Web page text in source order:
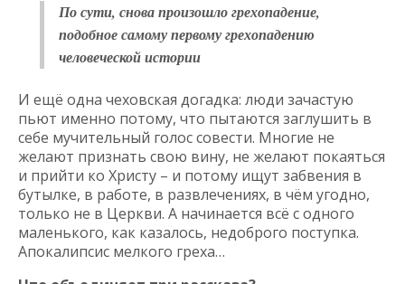
По сути, снова произошло грехопадение,
подобное самому первому грехопадению
человеческой истории
И ещё одна чеховская догадка: люди зачастую
пьют именно потому, что пытаются заглушить в
себе мучительный голос совести. Многие не
желают признать свою вину, не желают покаяться
и прийти ко Христу – и потому ищут забвения в
бутылке, в работе, в развлечениях, в чём угодно,
только не в Церкви. А начинается всё с одного
маленького, как казалось, недоброго поступка.
Апокалипсис мелкого греха…